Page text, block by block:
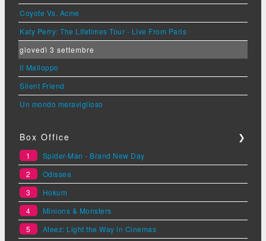
Coyote Vs. Acme
Katy Perry: The Lifetimes Tour - Live From Paris
giovedì 3 settembre
Il Malloppo
Silent Friend
Un mondo meraviglioso
Box Office ❯
1
Spider-Man - Brand New Day
2
Odissea
3
Hokum
4
Minions & Monsters
5
Ateez: Light the Way in Cinemas